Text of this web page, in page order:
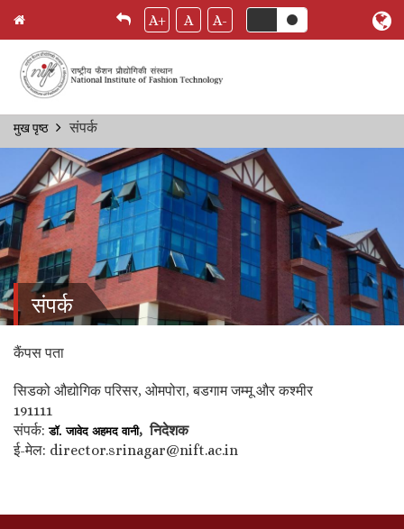
Skip
content
A+ A A-
Breadcrumb
मुख पृष्ठ संपर्क
संपर्क
कैंपस पता
सिडको औद्योगिक परिसर, ओमपोरा, बडगाम जम्मू और कश्मीर
191111
संपर्क:डॉ. जावेद अहमद वानी, निदेशक
ई-मेल: director.srinagar@nift.ac.in